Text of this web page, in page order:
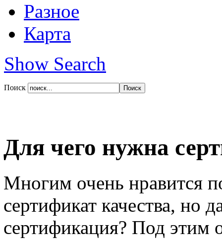
Разное
Карта
Show Search
Поиск
Для чего нужна
Многим очень нравится
сертификат качества, но
сертификация? Под этим